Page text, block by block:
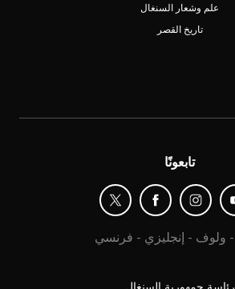
علم وشعار السنغال
تاريخ القصر
تابعونًا
فرنسي - إنجليزي - ولوف -